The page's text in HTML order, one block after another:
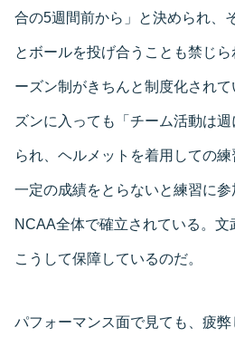
合の5週間前から」と決められ、
とボールを投げ合うことも禁じ
ーズン制がきちんと制度化され
ズンに入っても「チーム活動は
られ、ヘルメットを着用しての練
一定の成績をとらないと練習に
NCAA全体で確立されている。
こうして保障しているのだ。
パフォーマンス面で見ても、疲